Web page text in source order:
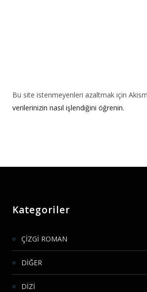
Bu site istenmeyenleri azaltmak için
verilerinizin nasıl işlendiğini öğrenin.
Kategoriler
ÇİZGİ ROMAN
DİĞER
DİZİ